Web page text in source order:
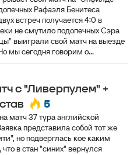
Рафаэля Бенитеса
встреч получается 4:0 в
не смутило подопечных Сэра
выиграли свой матч на выезде
мы сегодня говорим о...
с "Ливерпулем" +
5
матч 37 тура английской
представила собой тот же
но подверглась кое каким
в стан "синих" вернулся